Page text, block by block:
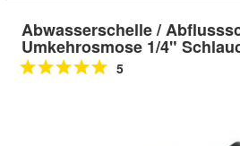
Abwasserschelle /
Umkehrosmose 1/4"
5